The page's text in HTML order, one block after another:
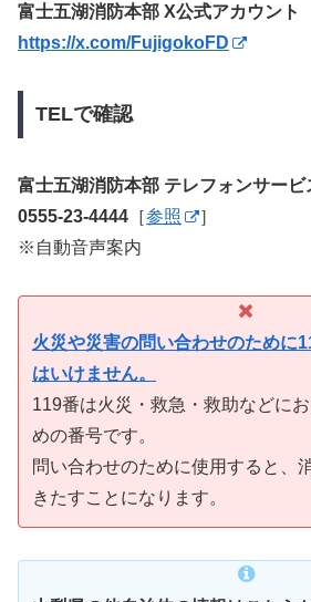
富士五湖消防本部 X公式アカウント
https://x.com/FujigokoFD
TELで確認
富士五湖消防本部 テレフォンサービ
0555-23-4444 ［参照
］
※自動音声案内
火災や災害の問い合わせのために
はいけません。
119番は火災・救急・救助などに
めの番号です。
問い合わせのために使用すると、
きたすことになります。